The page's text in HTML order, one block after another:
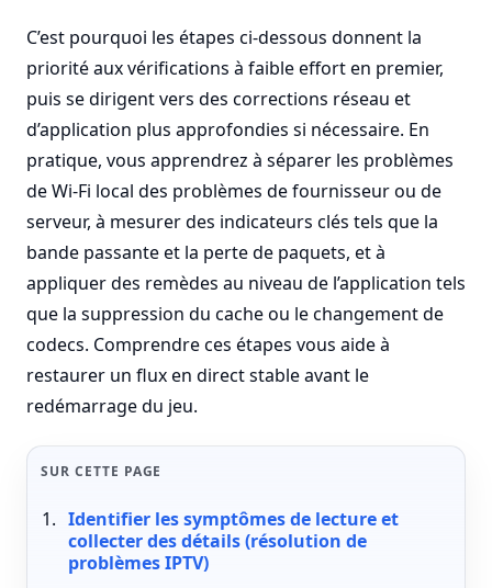
C’est pourquoi les étapes ci-dessous donnent la
priorité aux vérifications à faible effort en premier,
puis se dirigent vers des corrections réseau et
d’application plus approfondies si nécessaire. En
pratique, vous apprendrez à séparer les problèmes
de Wi-Fi local des problèmes de fournisseur ou de
serveur, à mesurer des indicateurs clés tels que la
bande passante et la perte de paquets, et à
appliquer des remèdes au niveau de l’application tels
que la suppression du cache ou le changement de
codecs. Comprendre ces étapes vous aide à
restaurer un flux en direct stable avant le
redémarrage du jeu.
SUR CETTE PAGE
Identifier les symptômes de lecture et
collecter des détails (résolution de
problèmes IPTV)